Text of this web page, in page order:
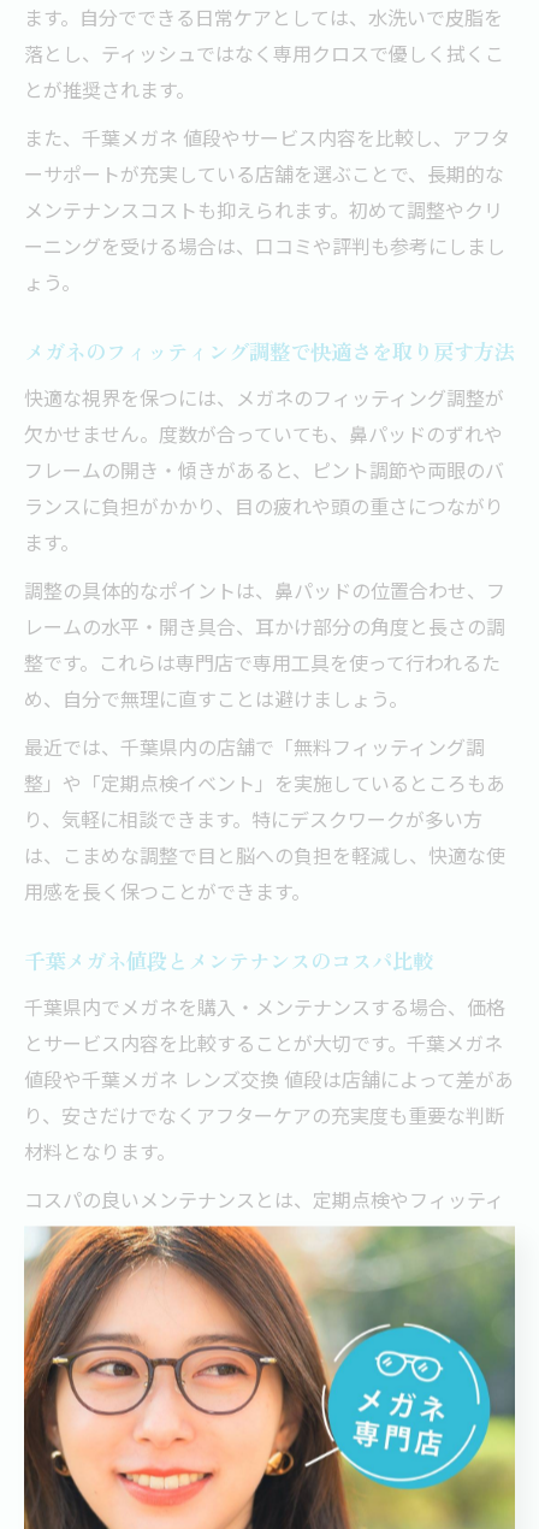
ます。自分でできる日常ケアとしては、水洗いで皮脂を
落とし、ティッシュではなく専用クロスで優しく拭くこ
とが推奨されます。
また、千葉メガネ 値段やサービス内容を比較し、アフタ
ーサポートが充実している店舗を選ぶことで、長期的な
メンテナンスコストも抑えられます。初めて調整やクリ
ーニングを受ける場合は、口コミや評判も参考にしまし
ょう。
メガネのフィッティング調整で快適さを取り戻す方法
快適な視界を保つには、メガネのフィッティング調整が
欠かせません。度数が合っていても、鼻パッドのずれや
フレームの開き・傾きがあると、ピント調節や両眼のバ
ランスに負担がかかり、目の疲れや頭の重さにつながり
ます。
調整の具体的なポイントは、鼻パッドの位置合わせ、フ
レームの水平・開き具合、耳かけ部分の角度と長さの調
整です。これらは専門店で専用工具を使って行われるた
め、自分で無理に直すことは避けましょう。
最近では、千葉県内の店舗で「無料フィッティング調
整」や「定期点検イベント」を実施しているところもあ
り、気軽に相談できます。特にデスクワークが多い方
は、こまめな調整で目と脳への負担を軽減し、快適な使
用感を長く保つことができます。
千葉メガネ値段とメンテナンスのコスパ比較
千葉県内でメガネを購入・メンテナンスする場合、価格
とサービス内容を比較することが大切です。千葉メガネ
値段や千葉メガネ レンズ交換 値段は店舗によって差があ
り、安さだけでなくアフターケアの充実度も重要な判断
材料となります。
コスパの良いメンテナンスとは、定期点検やフィッティ
ング調整、クリーニングなどのサービスがセットになっ
ていることです。一見高く感じる店舗でも、長期的に見
ればメンテナンスコストが抑えられる場合があります。
実際に「千葉メガネ 高い」と感じた方でも、細やかな調
整や迅速な修理対応で満足度が高まるケースが多いで
す。価格だけでなく、トータルでのサポート体制や店舗
の評判も併せて検討することをおすすめします。